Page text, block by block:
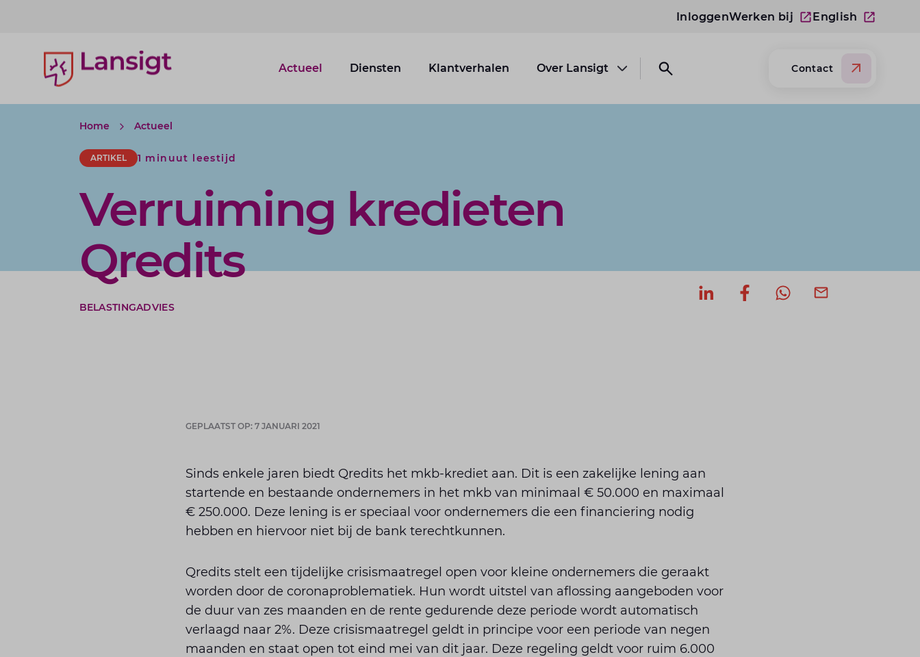
InloggenWerken bij English
Lansigt Accountants logo
Actueel Diensten Klantverhalen Over Lansigt
Open submenu Over Lansigt
Open search website
Contact
Home Actueel
ARTIKEL 1 minuut leestijd
Verruiming kredieten
Qredits
BELASTINGADVIES
GEPLAATST OP: 7 JANUARI 2021
Sinds enkele jaren biedt Qredits het mkb-krediet aan. Dit is een zakelijke lening aan
startende en bestaande ondernemers in het mkb van minimaal € 50.000 en maximaal
€ 250.000. Deze lening is er speciaal voor ondernemers die een financiering nodig
hebben en hiervoor niet bij de bank terechtkunnen.
Qredits stelt een tijdelijke crisismaatregel open voor kleine ondernemers die geraakt
worden door de coronaproblematiek. Hun wordt uitstel van aflossing aangeboden voor
de duur van zes maanden en de rente gedurende deze periode wordt automatisch
verlaagd naar 2%. Deze crisismaatregel geldt in principe voor een periode van negen
maanden en staat open tot eind mei van dit jaar. Deze regeling geldt voor ruim 6.000